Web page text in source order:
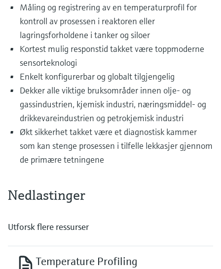
Måling og registrering av en temperaturprofil for
kontroll av prosessen i reaktoren eller
lagringsforholdene i tanker og siloer
Kortest mulig responstid takket være toppmoderne
sensorteknologi
Enkelt konfigurerbar og globalt tilgjengelig
Dekker alle viktige bruksområder innen olje- og
gassindustrien, kjemisk industri, næringsmiddel- og
drikkevareindustrien og petrokjemisk industri
Økt sikkerhet takket være et diagnostisk kammer
som kan stenge prosessen i tilfelle lekkasjer gjennom
de primære tetningene
Nedlastinger
Utforsk flere ressurser
Temperature Profiling